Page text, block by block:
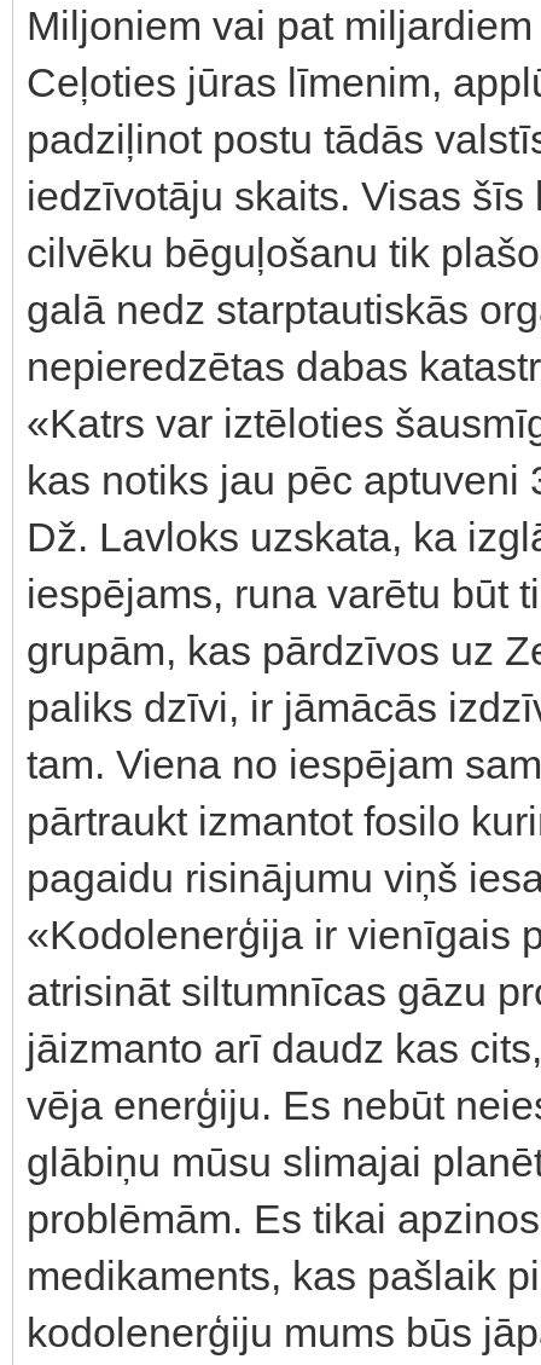
Miljoniem vai pat
Ceļoties jūras līmenim,
padziļinot postu tādās
iedzīvotāju skaits. Visas
cilvēku bēguļošanu tik
galā nedz starptautiskās
nepieredzētas dabas
«Katrs var iztēloties
kas notiks jau pēc aptuveni
Dž. Lavloks uzskata, ka
iespējams, runa varētu būt
grupām, kas pārdzīvos uz
paliks dzīvi, ir jāmācās
tam. Viena no iespējam
pārtraukt izmantot fosilo
pagaidu risinājumu viņš
«Kodolenerģija ir vienīgais
atrisināt siltumnīcas gāzu
jāizmanto arī daudz kas
vēja enerģiju. Es nebūt
glābiņu mūsu slimajai
problēmām. Es tikai
medikaments, kas pašlaik
kodolenerģiju mums būs